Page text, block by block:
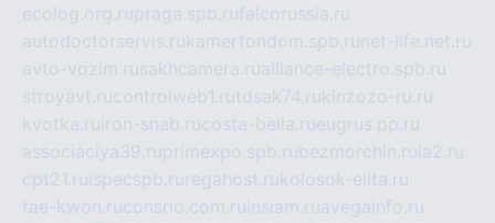
ecolog.org.rupraga.spb.rufalcorussia.ru
autodoctorservis.rukamertondom.spb.ru net-life.net.ru
avto-vozim.rusakhcamera.rualliance-electro.spb.ru
stroyavt.rucontrolweb1.rutdsak74.rukinzozo-ru.ru
kvotka.ru iron-snab.rucosta-bella.rueugrus.pp.ru
associaciya39.ruprimexpo.spb.rubezmorchin.ru ia2.ru
cpt21.ru ispecspb.ru regahost.rukolosok-elita.ru
tae-kwon.ruconsrio.com.ru insiam.ruavegainfo.ru